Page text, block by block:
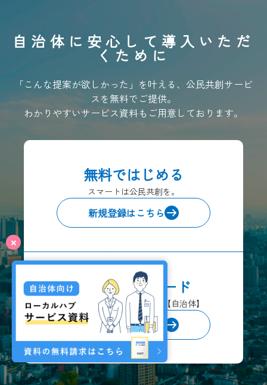
自治体に安心して導入いただ
くために
「こんな提案が欲しかった」を叶える、公民共創サービ
スを無料でご提供。
わかりやすいサービス資料もご用意しております。
無料ではじめる
スマートは公民共創を。
新規登録はこちら
資料ダウンロード
ローカルハブサービス資料【自治体】
資料請求はこちら